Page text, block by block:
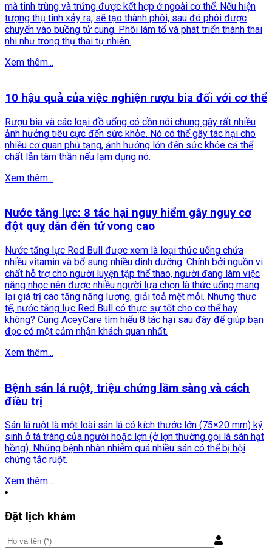
mà tinh trùng và trứng được kết hợp ở ngoài cơ thể. Nếu hiện
tượng thụ tinh xảy ra, sẽ tạo thành phôi, sau đó phôi được
chuyển vào buồng tử cung. Phôi làm tổ và phát triển thành thai
nhi như trong thụ thai tự nhiên.
Xem thêm...
10 hậu quả của việc nghiện rượu bia đối với cơ thể
Rượu bia và các loại đồ uống có cồn nói chung gây rất nhiều
ảnh hưởng tiêu cực đến sức khỏe. Nó có thể gây tác hại cho
nhiều cơ quan phủ tạng, ảnh hưởng lớn đến sức khỏe cả thể
chất lẫn tâm thần nếu lạm dụng nó.
Xem thêm...
Nước tăng lực: 8 tác hại nguy hiểm gây nguy cơ
đột quỵ dẫn đến tử vong cao
Nước tăng lực Red Bull được xem là loại thức uống chứa
nhiều vitamin và bổ sung nhiều dinh dưỡng. Chính bởi nguồn vi
chất hỗ trợ cho người luyện tập thể thao, người đang làm việc
nặng nhọc nên được nhiều người lựa chọn là thức uống mang
lại giá trị cao tăng năng lượng, giải toả mệt mỏi. Nhưng thực
tế, nước tăng lực Red Bull có thực sự tốt cho cơ thể hay
không? Cùng AceyCare tìm hiểu 8 tác hại sau đây để giúp bạn
đọc có một cảm nhận khách quan nhất.
Xem thêm...
Bệnh sán lá ruột, triệu chứng lầm sàng và cách
điều trị
Sán lá ruột là một loài sán lá có kích thước lớn (75×20 mm) ký
sinh ở tá tràng của người hoặc lợn (ở lợn thường gọi là sán hạt
hồng). Những bệnh nhân nhiễm quá nhiều sán có thể bị hội
chứng tắc ruột.
Xem thêm...
Đặt lịch khám